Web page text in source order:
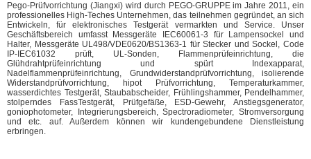
Pego-Prüfvorrichtung (Jiangxi) wird durch PEGO-GRUPPE im Jahre 2011, ein
professionelles High-Teches Unternehmen, das teilnehmen gegründet, an sich
Entwickeln, für elektronisches Testgerät vermarkten und Service. Unser
Geschäftsbereich umfasst Messgeräte IEC60061-3 für Lampensockel und
Halter, Messgeräte UL498/VDE0620/BS1363-1 für Stecker und Sockel, Code
IP-IEC61032 prüft, UL-Sonden, Flammenprüfeinrichtung, die
Glühdrahtprüfeinrichtung und spürt Indexapparat,
Nadelflammenprüfeinrichtung, Grundwiderstandprüfvorrichtung, isolierende
Widerstandprüfvorrichtung, hipot Prüfvorrichtung, Temperaturkammer,
wasserdichtes Testgerät, Staubabscheider, Frühlingshammer, Pendelhammer,
stolperndes FassTestgerät, Prüfgefäße, ESD-Gewehr, Anstiegsgenerator,
goniophotometer, Integrierungsbereich, Spectroradiometer, Stromversorgung
und etc. auf. Außerdem können wir kundengebundene Dienstleistung
erbringen.